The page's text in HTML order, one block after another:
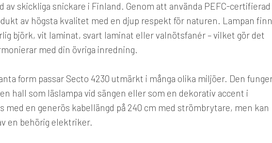
av skickliga snickare i Finland. Genom att använda PEFC-certifierad
av högsta kvalitet med en djup respekt för naturen. Lampan
björk, vit laminat, svart laminat eller valnötsfanér – vilket gör det
med din övriga inredning.
form passar Secto 4230 utmärkt i många olika miljöer. Den
hall som läslampa vid sängen eller som en dekorativ accent i
med en generös kabellängd på 240 cm med strömbrytare, men kan
en behörig elektriker.